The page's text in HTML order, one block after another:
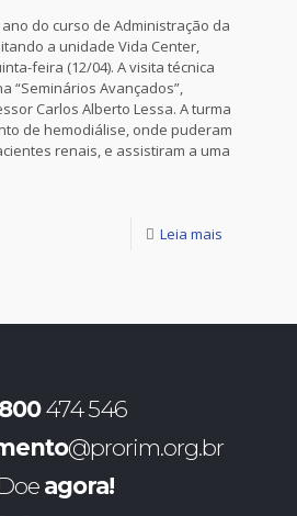
do curso de Administração da
a unidade Vida Center,
feira (12/04). A visita técnica
“Seminários Avançados”,
Carlos Alberto Lessa. A turma
de hemodiálise, onde puderam
renais, e assistiram a uma
Leia mais
474 546
@prorim.org.br
agora!